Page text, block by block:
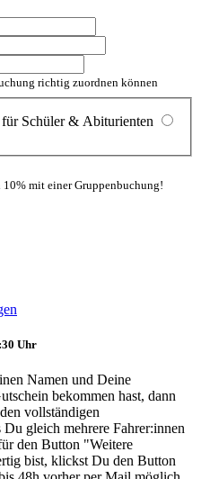
richtig zuordnen können
Schüler & Abiturienten
10% mit einer Gruppenbuchung!
Uhr
Namen und Deine
bekommen hast, dann
vollständigen
gleich mehrere Fahrer:innen
den Button "Weitere
bist, klickst Du den Button